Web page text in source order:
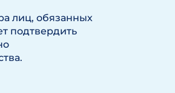
лиц, обязанных
подтвердить